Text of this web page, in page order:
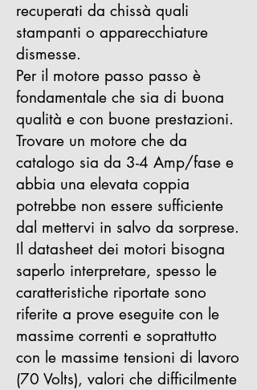
recuperati da chissà quali
stampanti o apparecchiature
dismesse.
Per il motore passo passo è
fondamentale che sia di buona
qualità e con buone prestazioni.
Trovare un motore che da
catalogo sia da 3-4 Amp/fase e
abbia una elevata coppia
potrebbe non essere sufficiente
dal mettervi in salvo da sorprese.
Il datasheet dei motori bisogna
saperlo interpretare, spesso le
caratteristiche riportate sono
riferite a prove eseguite con le
massime correnti e soprattutto
con le massime tensioni di lavoro
(70 Volts), valori che difficilmente